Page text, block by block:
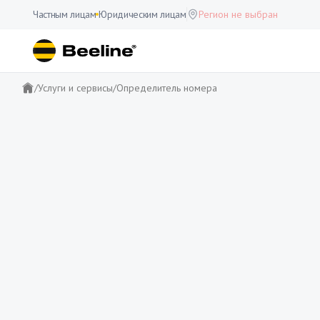
Частным лицам Юридическим лицам Регион не выбран
/Услуги и сервисы/Определитель номера